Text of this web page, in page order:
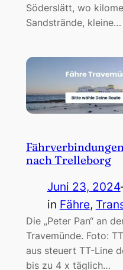
Söderslätt, wo
Sandstrände, kleine…
nach Trelleborg
Juni 23, 2024
in Fähre,
Die „Peter Pan“ an
Travemünde. Foto:
aus steuert TT-Line
bis zu 4 x täglich…